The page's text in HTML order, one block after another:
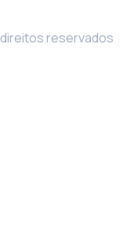
reservados